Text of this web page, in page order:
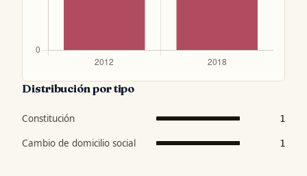
Distribución por tipo
Constitución 1
Cambio de domicilio social 1